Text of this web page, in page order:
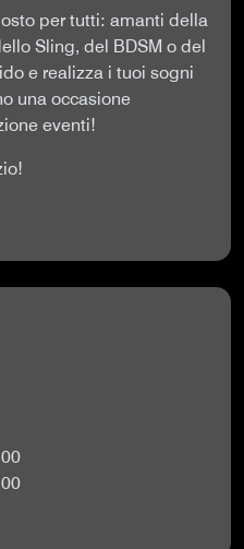
per tutti: amanti della
Sling, del BDSM o del
e realizza i tuoi sogni
una occasione
eventi!